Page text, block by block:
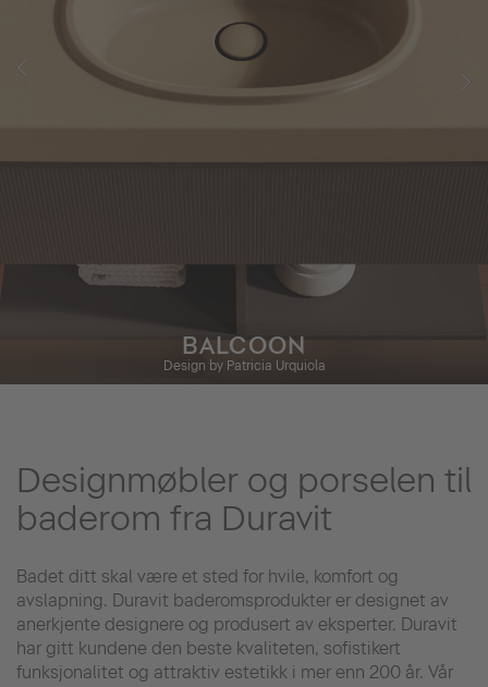
BALCOON
Design by Patricia Urquiola
Designmøbler og porselen til
baderom fra Duravit
Badet ditt skal være et sted for hvile, komfort og
avslapning. Duravit baderomsprodukter er designet av
anerkjente designere og produsert av eksperter. Duravit
har gitt kundene den beste kvaliteten, sofistikert
funksjonalitet og attraktiv estetikk i mer enn 200 år. Vår